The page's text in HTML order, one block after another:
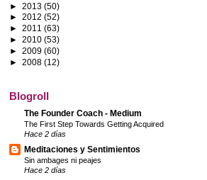
► 2013 (50)
► 2012 (52)
► 2011 (63)
► 2010 (53)
► 2009 (60)
► 2008 (12)
Blogroll
The Founder Coach - Medium
The First Step Towards Getting Acquired
Hace 2 días
Meditaciones y Sentimientos
Sin ambages ni peajes
Hace 2 días